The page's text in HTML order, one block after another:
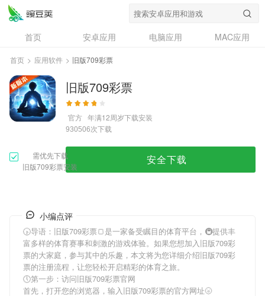
首页 安卓应用 电脑应用
MAC应用
资讯
专题
问答
首页 > 应用软件 > 旧版709彩票
旧版709彩票
官方 年满12周岁下载安装
930506次下载
需优先下载
旧版709彩票安装
安全下载
小编点评
🕟导语： 旧版709彩票🍞是一家备受瞩目的体育平台，🚇提供丰
富多样的体育赛事和刺激的游戏体验。如果您想加入旧版709彩
票的大家庭，参与其中的乐趣，本文将为您详细介绍旧版709彩
票的注册流程，让您轻松开启精彩的体育之旅。
🕔第一步：访问旧版709彩票官网
首先，打开您的浏览器，输入旧版709彩票的官方网址🌝